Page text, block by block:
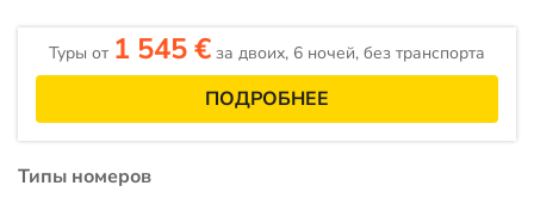
Туры от 1 545 € за двоих, 6 ночей, без транспорта
ПОДРОБНЕЕ
Типы номеров